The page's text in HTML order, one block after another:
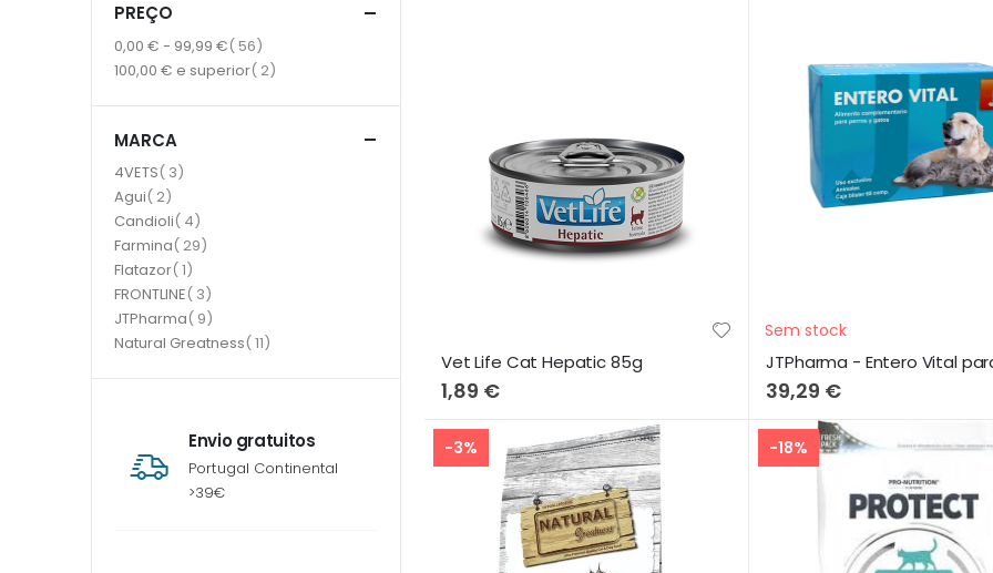
Vet Life Cat Hepatic 85g
1,89 €
Sem stock
39,29 €
-3% -18%
PREÇO
0,00 € - 99,99 € 56item
100,00 € e superior 2item
MARCA
4VETS 3item
Agui 2item
Candioli 4item
Farmina 29item
Flatazor 1item
FRONTLINE 3item
JTPharma 9item
Natural Greatness 11item
Envio gratuitos
Portugal Continental
>39€